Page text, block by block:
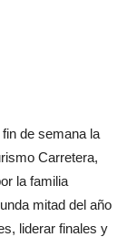
de semana la
Carretera,
la familia
mitad del año
liderar finales y